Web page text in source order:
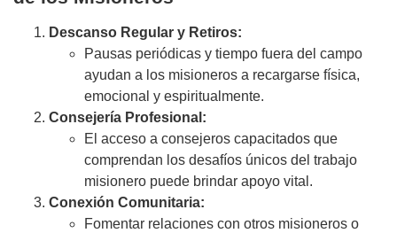
Descanso Regular y Retiros:
Pausas periódicas y tiempo fuera del campo
ayudan a los misioneros a recargarse física,
emocional y espiritualmente.
Consejería Profesional:
El acceso a consejeros capacitados que
comprendan los desafíos únicos del trabajo
misionero puede brindar apoyo vital.
Conexión Comunitaria:
Fomentar relaciones con otros misioneros o